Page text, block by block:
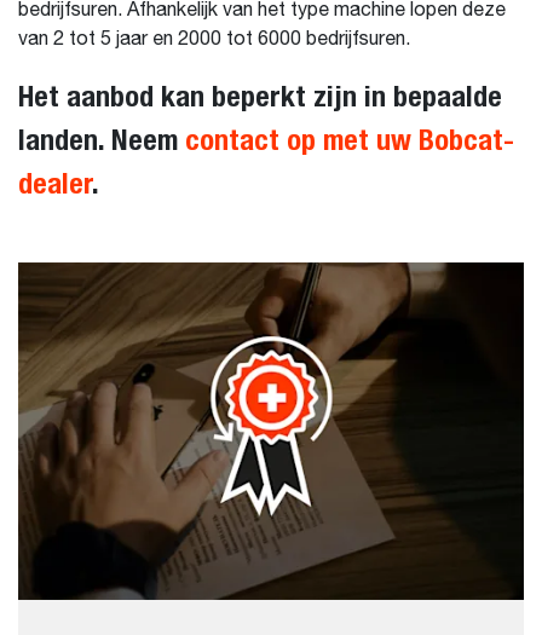
bedrijfsuren. Afhankelijk van het type machine lopen deze
van 2 tot 5 jaar en 2000 tot 6000 bedrijfsuren.
Het aanbod kan beperkt zijn in bepaalde
landen. Neem contact op met uw Bobcat-
dealer.